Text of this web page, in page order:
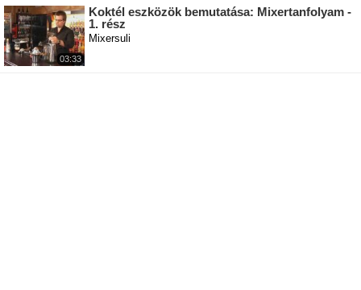
03:33
Koktél eszközök bemutatása: Mixertanfolyam -
1. rész
Mixersuli